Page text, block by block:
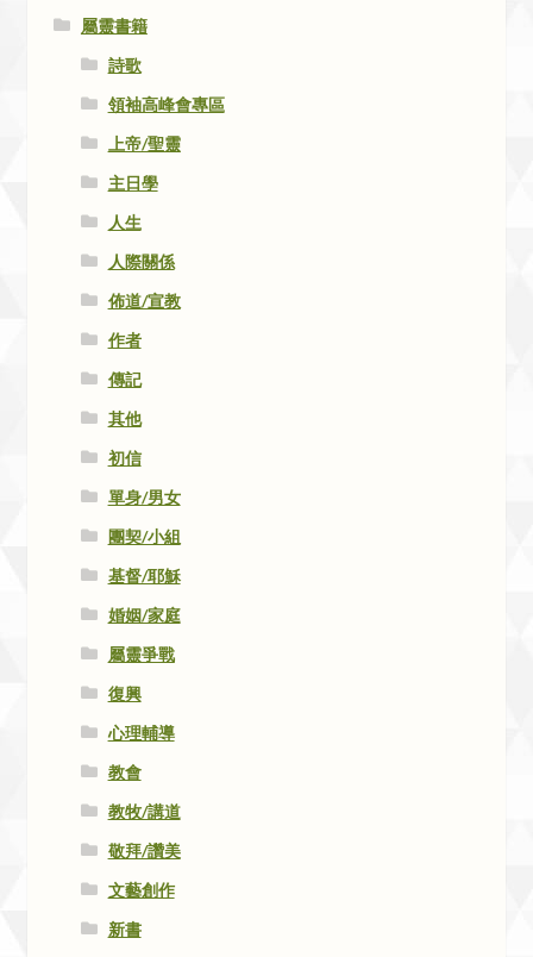
屬靈書籍
詩歌
領袖高峰會專區
上帝/聖靈
主日學
人生
人際關係
佈道/宣教
作者
傳記
其他
初信
單身/男女
團契/小組
基督/耶穌
婚姻/家庭
屬靈爭戰
復興
心理輔導
教會
教牧/講道
敬拜/讚美
文藝創作
新書